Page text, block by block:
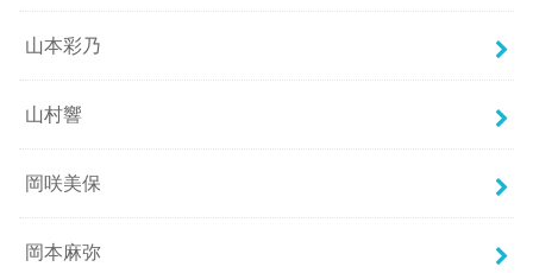
山本彩乃
山村響
岡咲美保
岡本麻弥